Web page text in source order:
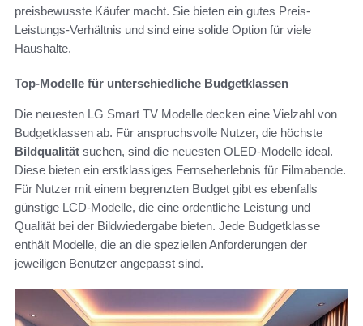
preisbewusste Käufer macht. Sie bieten ein gutes Preis-
Leistungs-Verhältnis und sind eine solide Option für viele
Haushalte.
Top-Modelle für unterschiedliche Budgetklassen
Die neuesten LG Smart TV Modelle decken eine Vielzahl von
Budgetklassen ab. Für anspruchsvolle Nutzer, die höchste
Bildqualität suchen, sind die neuesten OLED-Modelle ideal.
Diese bieten ein erstklassiges Fernseherlebnis für Filmabende.
Für Nutzer mit einem begrenzten Budget gibt es ebenfalls
günstige LCD-Modelle, die eine ordentliche Leistung und
Qualität bei der Bildwiedergabe bieten. Jede Budgetklasse
enthält Modelle, die an die speziellen Anforderungen der
jeweiligen Benutzer angepasst sind.